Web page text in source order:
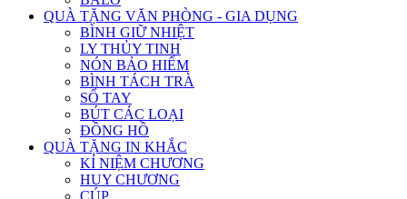
QUÀ TẶNG VĂN PHÒNG - GIA DỤNG
BÌNH GIỮ NHIỆT
LY THỦY TINH
NÓN BẢO HIỂM
BÌNH TÁCH TRÀ
SỔ TAY
BÚT CÁC LOẠI
ĐỒNG HỒ
QUÀ TẶNG IN KHẮC
KỈ NIỆM CHƯƠNG
HUY CHƯƠNG
CÚP